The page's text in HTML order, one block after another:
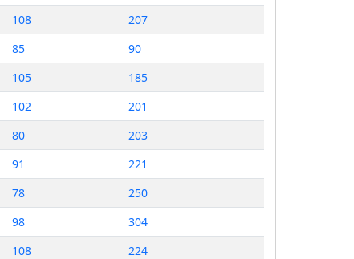
108
207
85
90
105
185
102
201
80
203
91
221
78
250
98
304
108
224